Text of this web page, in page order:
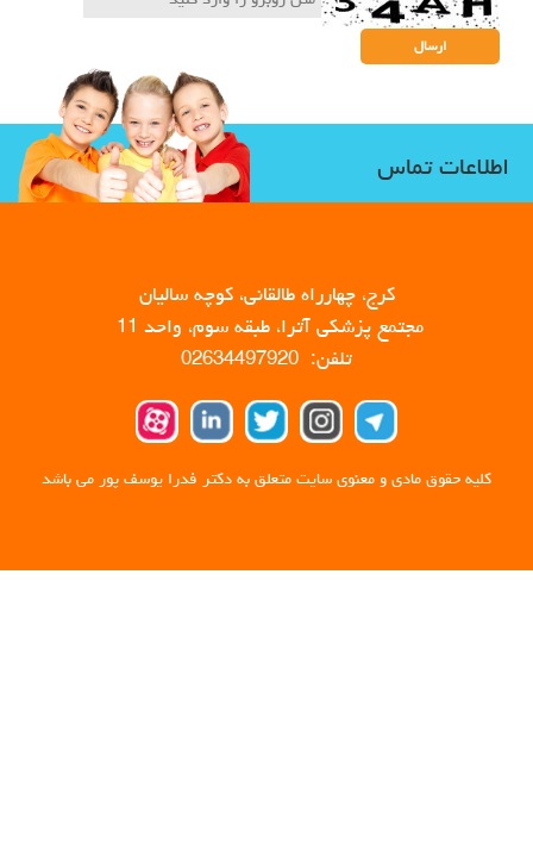
اطلاعات تماس
کرج، چهارراه طالقانی، کوچه سالیان
مجتمع پزشکی آترا، طبقه سوم، واحد 11
تلفن: 02634497920
کلیه حقوق مادی و معنوی سایت متعلق به دکتر فدرا یوسف پور می باشد